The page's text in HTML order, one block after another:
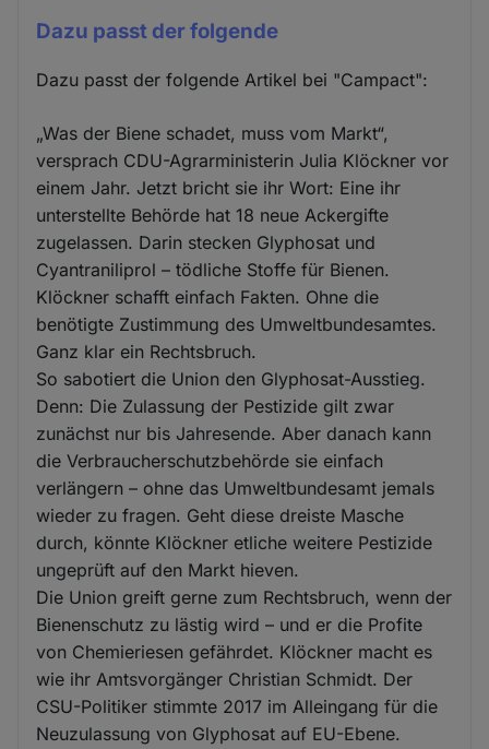
Dazu passt der folgende
Dazu passt der folgende Artikel bei "Campact":
„Was der Biene schadet, muss vom Markt“,
versprach CDU-Agrarministerin Julia Klöckner vor
einem Jahr. Jetzt bricht sie ihr Wort: Eine ihr
unterstellte Behörde hat 18 neue Ackergifte
zugelassen. Darin stecken Glyphosat und
Cyantraniliprol – tödliche Stoffe für Bienen.
Klöckner schafft einfach Fakten. Ohne die
benötigte Zustimmung des Umweltbundesamtes.
Ganz klar ein Rechtsbruch.
So sabotiert die Union den Glyphosat-Ausstieg.
Denn: Die Zulassung der Pestizide gilt zwar
zunächst nur bis Jahresende. Aber danach kann
die Verbraucherschutzbehörde sie einfach
verlängern – ohne das Umweltbundesamt jemals
wieder zu fragen. Geht diese dreiste Masche
durch, könnte Klöckner etliche weitere Pestizide
ungeprüft auf den Markt hieven.
Die Union greift gerne zum Rechtsbruch, wenn der
Bienenschutz zu lästig wird – und er die Profite
von Chemieriesen gefährdet. Klöckner macht es
wie ihr Amtsvorgänger Christian Schmidt. Der
CSU-Politiker stimmte 2017 im Alleingang für die
Neuzulassung von Glyphosat auf EU-Ebene.